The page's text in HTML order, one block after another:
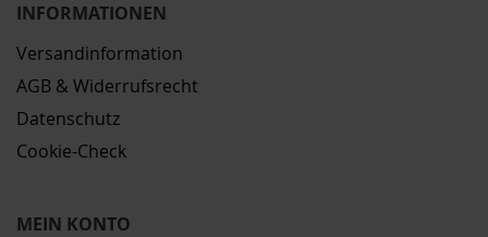
INFORMATIONEN
Versandinformation
AGB & Widerrufsrecht
Datenschutz
Cookie-Check
MEIN KONTO